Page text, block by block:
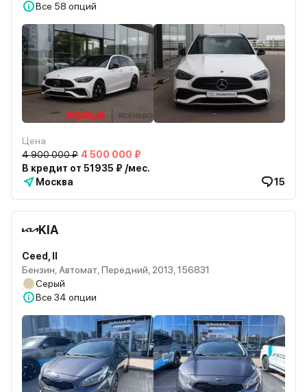
Все 58 опций
Цена
4 900 000 ₽ 4 500 000 ₽
В кредит от 51935 ₽ /мес.
Москва
15
KIA
Ceed, II
Бензин, Автомат, Передний, 2013, 156831
Серый
Все 34 опции